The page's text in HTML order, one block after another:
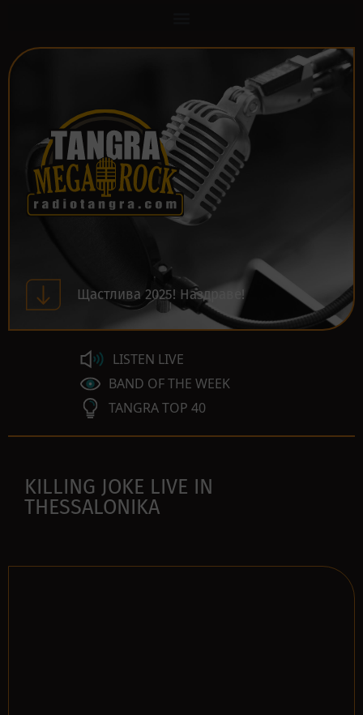
Щастлива 2025! Наздраве!
LISTEN LIVE
BAND OF THE WEEK
TANGRA TOP 40
KILLING JOKE LIVE IN
THESSALONIKA